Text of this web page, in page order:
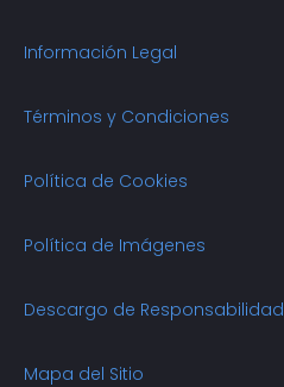
Información Legal
Términos y Condiciones
Política de Cookies
Política de Imágenes
Descargo de Responsabilidad
Mapa del Sitio